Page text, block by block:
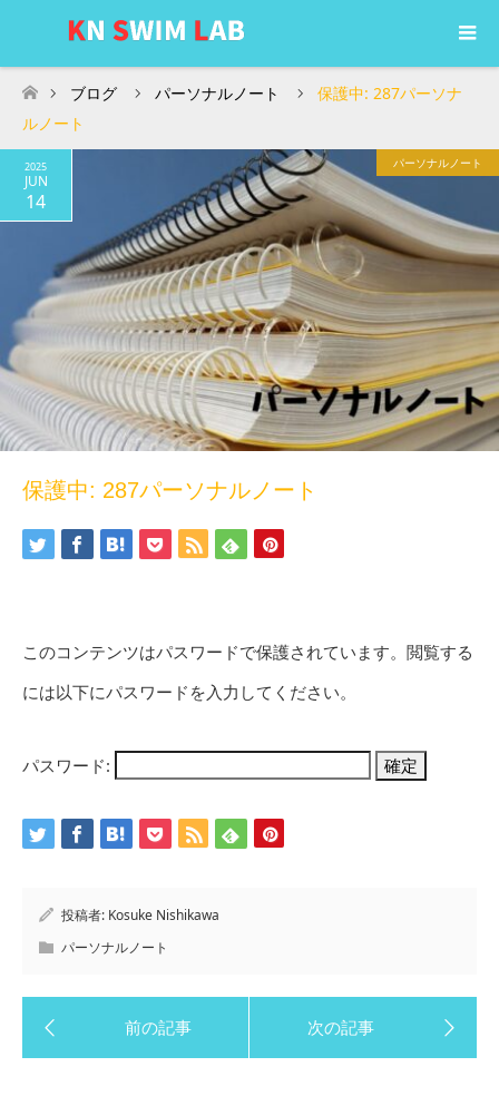
ホーム
ブログ パーソナルノート
保護中: 287パーソナ
ルノート
2025
JUN
14
パーソナルノート
保護中: 287パーソナルノート
このコンテンツはパスワードで保護されています。閲覧する
には以下にパスワードを入力してください。
パスワード:
投稿者: Kosuke Nishikawa
パーソナルノート